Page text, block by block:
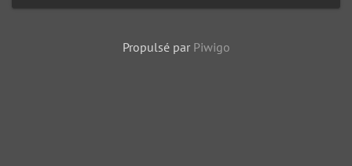
Propulsé par Piwigo